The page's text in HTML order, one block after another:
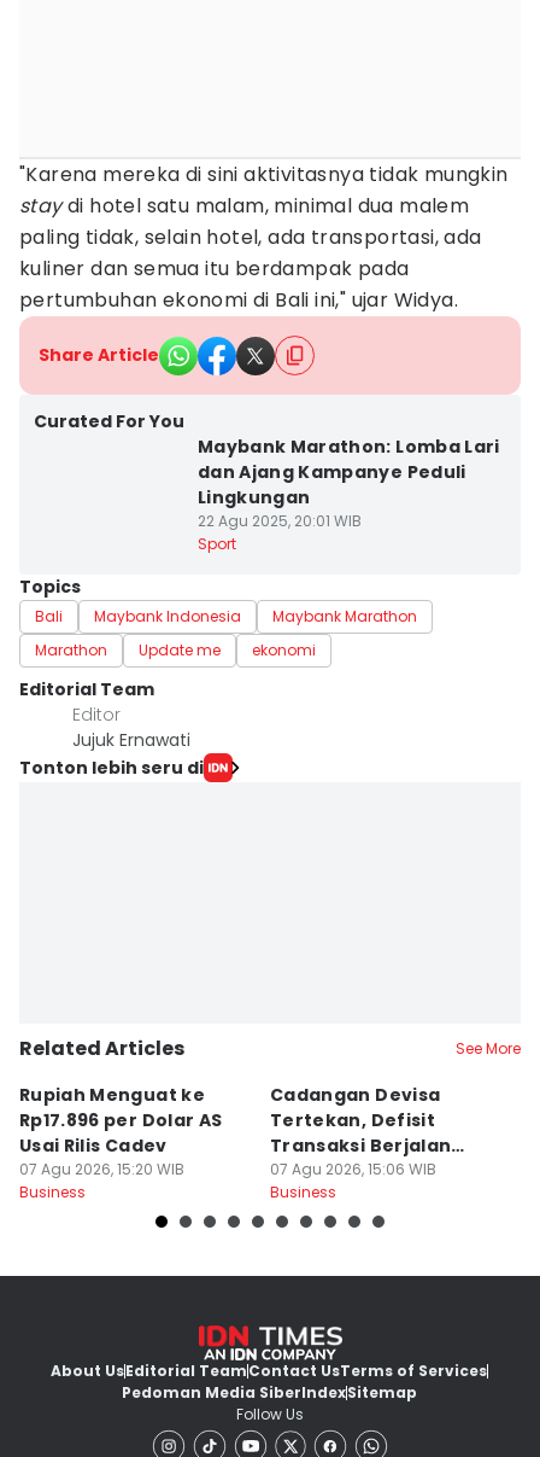
"Karena mereka di sini aktivitasnya tidak mungkin
staydi hotel satu malam, minimal dua malem
paling tidak, selain hotel, ada transportasi, ada
kuliner dan semua itu berdampak pada
pertumbuhan ekonomi di Bali ini," ujar Widya.
Share Article
Curated For You
Maybank Marathon: Lomba Lari
dan Ajang Kampanye Peduli
Lingkungan
22 Agu 2025, 20:01 WIB
Sport
Topics
Bali Maybank Indonesia
Maybank Marathon
Marathon
Update me ekonomi
Editorial Team
Editor
Jujuk Ernawati
Tonton lebih seru di
Related Articles See More
Rupiah Menguat ke
Rp17.896 per Dolar AS
Usai Rilis Cadev
07 Agu 2026, 15:20 WIB
Business
Cadangan Devisa
Tertekan, Defisit
Transaksi Berjalan
Bakal Melebar
07 Agu 2026, 15:06 WIB
Business
About UsEditorial TeamContact UsTerms of Services
Pedoman Media SiberIndexSitemap
Follow Us